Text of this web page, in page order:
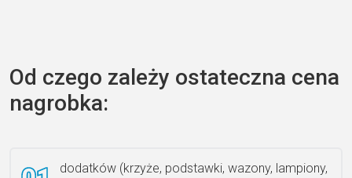
Książka 2
Od czego zależy ostateczna cena
nagrobka:
dodatków (krzyże, podstawki, wazony, lampiony,